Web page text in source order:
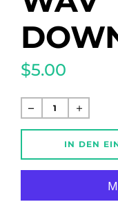
$5.00
Normaler
Preis
IN DEN